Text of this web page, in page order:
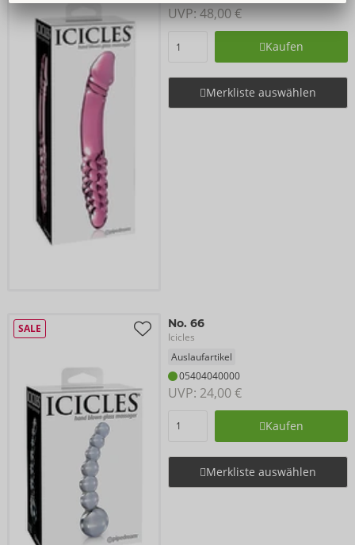
UVP: 48,00 €
Kaufen
Merkliste auswählen
SALE No. 66
Icicles
Auslaufartikel
05404040000
UVP: 24,00 €
Kaufen
Merkliste auswählen